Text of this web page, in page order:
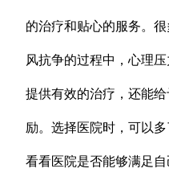
的治疗和贴心的服务。
风抗争的过程中，心理
提供有效的治疗，还能
励。选择医院时，可以
看看医院是否能够满足自